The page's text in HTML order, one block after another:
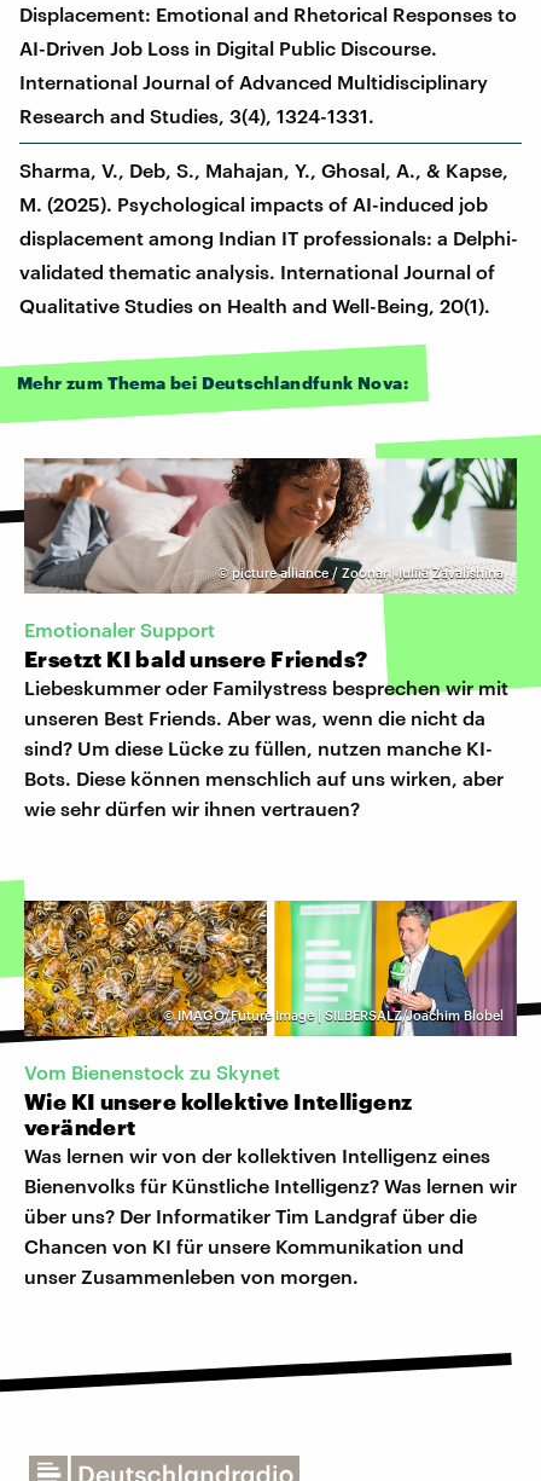
Displacement: Emotional and Rhetorical Responses to
AI-Driven Job Loss in Digital Public Discourse.
International Journal of Advanced Multidisciplinary
Research and Studies, 3(4), 1324-1331.
Sharma, V., Deb, S., Mahajan, Y., Ghosal, A., & Kapse,
M. (2025). Psychological impacts of AI-induced job
displacement among Indian IT professionals: a Delphi-
validated thematic analysis. International Journal of
Qualitative Studies on Health and Well-Being, 20(1).
Mehr zum Thema bei Deutschlandfunk Nova:
©picture alliance / Zoonar | Iuliia Zavalishina
Emotionaler Support
Ersetzt KI bald unsere Friends?
Liebeskummer oder Familystress besprechen wir mit
unseren Best Friends. Aber was, wenn die nicht da
sind? Um diese Lücke zu füllen, nutzen manche KI-
Bots. Diese können menschlich auf uns wirken, aber
wie sehr dürfen wir ihnen vertrauen?
©IMAGO/Future Image | SILBERSALZ/Joachim Blobel
Vom Bienenstock zu Skynet
Wie KI unsere kollektive Intelligenz
verändert
Was lernen wir von der kollektiven Intelligenz eines
Bienenvolks für Künstliche Intelligenz? Was lernen wir
über uns? Der Informatiker Tim Landgraf über die
Chancen von KI für unsere Kommunikation und
unser Zusammenleben von morgen.